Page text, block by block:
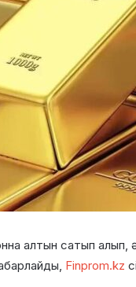
алтын сатып алып,
Finprom.kz